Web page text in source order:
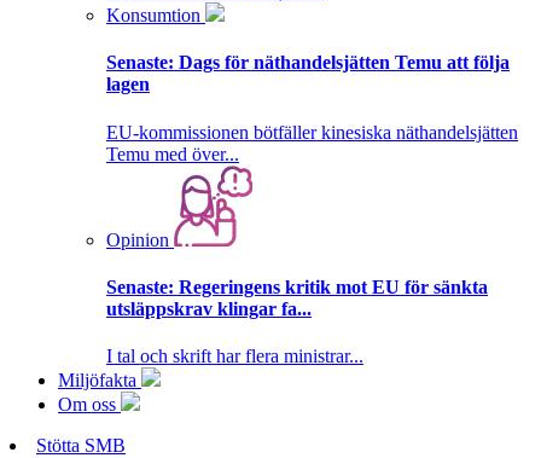
Konsumtion
Senaste: Dags för näthandelsjätten Temu att följa
lagen
EU-kommissionen bötfäller kinesiska näthandelsjätten
Temu med över...
Opinion
Senaste: Regeringens kritik mot EU för sänkta
utsläppskrav klingar fa...
I tal och skrift har flera ministrar...
Miljöfakta
Om oss
Stötta SMB